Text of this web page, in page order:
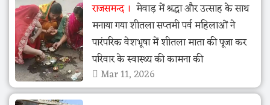
राजसमन्द
मेवाड़ में श्रद्धा और उत्साह के साथ
मनाया गया शीतला सप्तमी पर्व महिलाओं ने
पारंपरिक वेशभूषा में शीतला माता की पूजा कर
परिवार के स्वास्थ्य की कामना की
Mar 11, 2026